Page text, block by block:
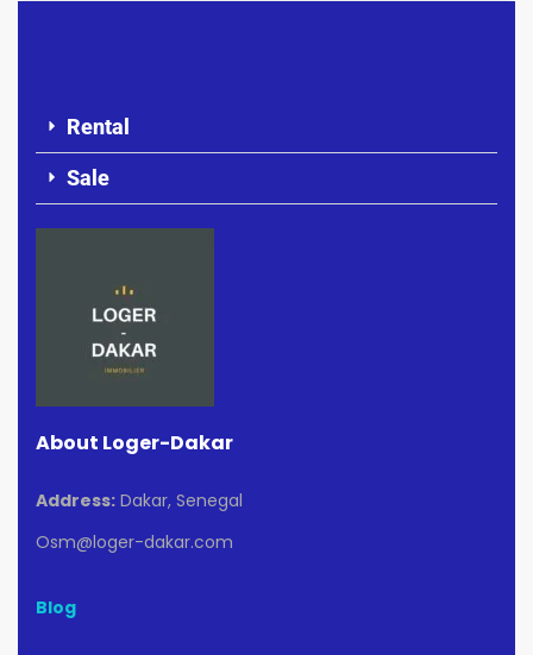
Rental
Sale
About Loger-Dakar
Address: Dakar, Senegal
Osm@loger-dakar.com
Blog